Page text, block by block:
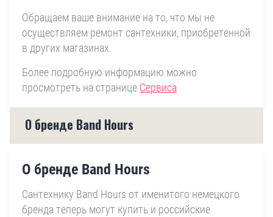
Обращаем ваше внимание на то, что мы не
осуществляем ремонт сантехники, приобретенной
в других магазинах.
Более подробную информацию можно
просмотреть на странице Сервиса
О бренде Band Hours
О бренде Band Hours
Сантехнику Band Hours от именитого немецкого
бренда теперь могут купить и российские